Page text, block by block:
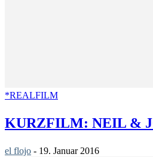
*REALFILM
KURZFILM: NEIL &
el flojo - 19. Januar 2016